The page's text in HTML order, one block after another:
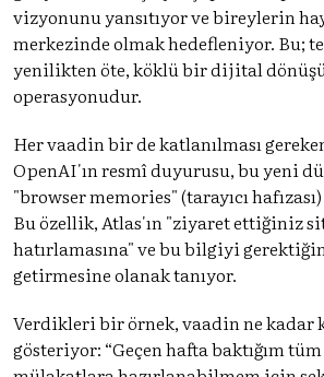
vizyonunu yansıtıyor ve bireylerin
merkezinde olmak hedefleniyor. Bu;
yenilikten öte, köklü bir dijital
operasyonudur.
Her vaadin bir de katlanılması
OpenAI'ın resmî duyurusu, bu yeni
"browser memories" (tarayıcı
Bu özellik, Atlas'ın "ziyaret ettiğiniz
hatırlamasına" ve bu bilgiyi
getirmesine olanak tanıyor.
Verdikleri bir örnek, vaadin ne kadar
gösteriyor: “Geçen hafta baktığım